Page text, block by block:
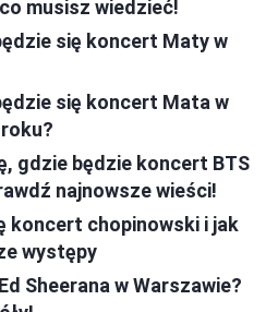
musisz wiedzieć!
się koncert Maty w
się koncert Mata w
gdzie będzie koncert BTS
najnowsze wieści!
koncert chopinowski i jak
występy
Sheerana w Warszawie?